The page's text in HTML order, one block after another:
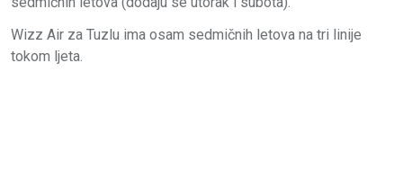
Wizz Air za Tuzlu ima osam sedmičnih letova na tri linije
tokom ljeta.